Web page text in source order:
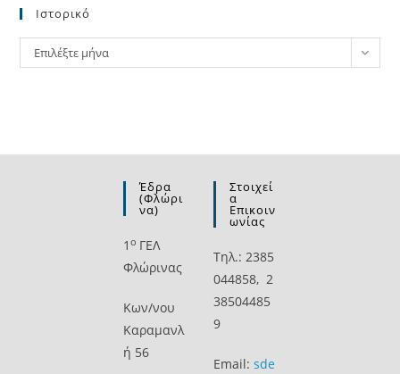
Ιστορικό
Ιστορικό
Επιλέξτε μήνα
Έδρα
(Φλώρι
Να)
1ο ΓΕΛ
Φλώρινας
Kων/νου
Καραμανλ
ή 56
Στοιχεί
Α
Επικοιν
Ωνίας
Τηλ.: 2385
044858, 2
38504485
9
Email: sde